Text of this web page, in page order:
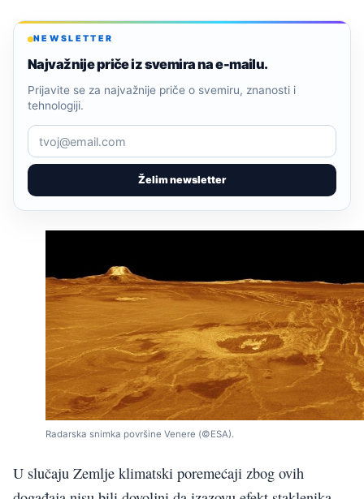
NEWSLETTER
Najvažnije priče iz svemira na e-mailu.
Želim newsletter
Prijavite se za najvažnije priče o svemiru, znanosti i
tehnologiji.
Radarska snimka površine Venere (©ESA).
U slučaju Zemlje klimatski poremećaji zbog ovih